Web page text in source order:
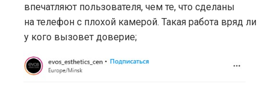
впечатляют пользователя, чем те, что сделаны
на телефон с плохой камерой. Такая работа вряд ли
у кого вызовет доверие;